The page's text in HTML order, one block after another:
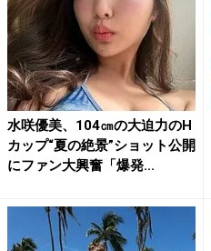
水咲優美、104㎝の大迫力のH
カップ“夏の絶景”ショット公開
にファン大興奮「爆発...